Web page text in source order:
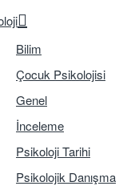
Bilim
Çocuk Psikolojisi
Genel
İnceleme
Psikoloji Tarihi
Psikolojik Danışma